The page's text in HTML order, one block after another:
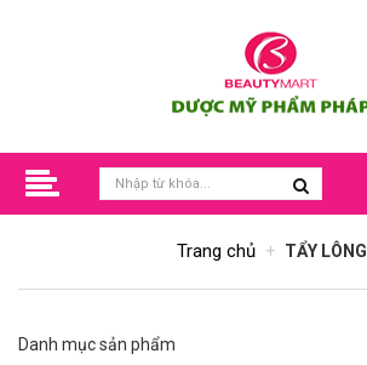
Trang chủ TẨY LÔNG
Danh mục sản phẩm